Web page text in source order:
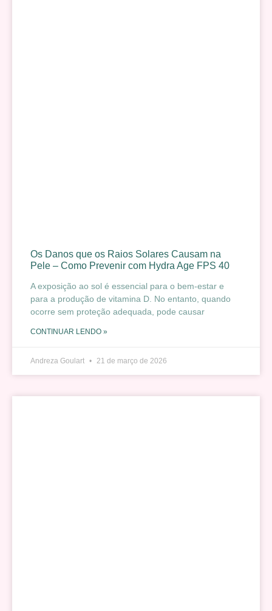
Os Danos que os Raios Solares Causam na
Pele – Como Prevenir com Hydra Age FPS 40
A exposição ao sol é essencial para o bem-estar e
para a produção de vitamina D. No entanto, quando
ocorre sem proteção adequada, pode causar
CONTINUAR LENDO »
Andreza Goulart 21 de março de 2026